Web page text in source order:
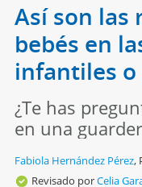
Así son las
bebés en
infantiles
¿Te has
en una
Fabiola Hernández Pérez,
Revisado porCelia